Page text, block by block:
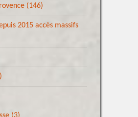
(146)
2015 accès massifs